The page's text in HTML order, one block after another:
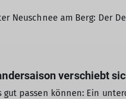
Neuschnee am Berg: Der
verschiebt
gut passen können: Ein